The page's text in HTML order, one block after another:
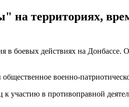
на территориях,
в боевых действиях на Донбассе.
военно-
участию в противоправной